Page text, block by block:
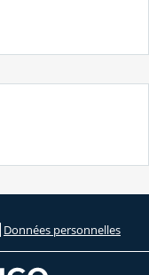
Données personnelles